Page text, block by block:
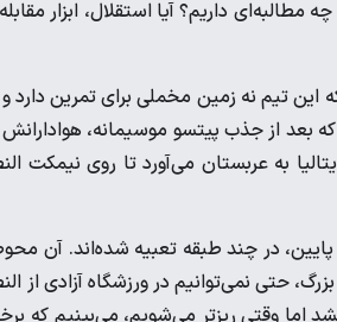
داریم؟ آیا استقلال، ابزار
این تیم نه زمین مخملی برای تمرین دارد
بعد از جذب پیتسو موسیمانه،
به عربستان می‌آورد تا روی نیمکت
در چند طبقه تعبیه شده‌اند. آن
حتی نمی‌توانیم در ورزشگاه آزادی از
اما وقتی ریزتر می‌شویم، می‌بینیم که